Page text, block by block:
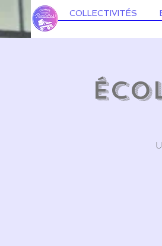
COLLECTIVITÉS